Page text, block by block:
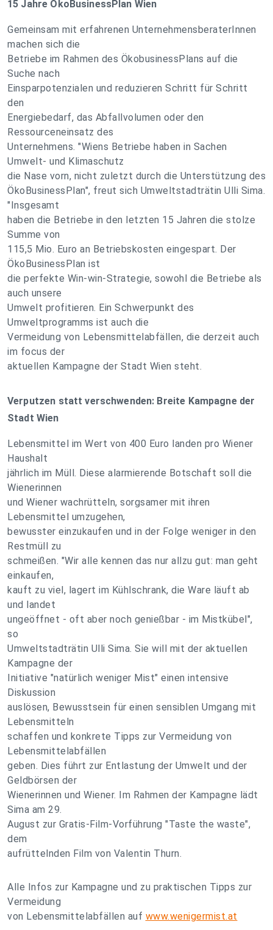
15 Jahre ÖkoBusinessPlan Wien
Gemeinsam mit erfahrenen UnternehmensberaterInnen
machen sich die
Betriebe im Rahmen des ÖkobusinessPlans auf die
Suche nach
Einsparpotenzialen und reduzieren Schritt für Schritt
den
Energiebedarf, das Abfallvolumen oder den
Ressourceneinsatz des
Unternehmens. "Wiens Betriebe haben in Sachen
Umwelt- und Klimaschutz
die Nase vorn, nicht zuletzt durch die Unterstützung des
ÖkoBusinessPlan", freut sich Umweltstadträtin Ulli Sima.
"Insgesamt
haben die Betriebe in den letzten 15 Jahren die stolze
Summe von
115,5 Mio. Euro an Betriebskosten eingespart. Der
ÖkoBusinessPlan ist
die perfekte Win-win-Strategie, sowohl die Betriebe als
auch unsere
Umwelt profitieren. Ein Schwerpunkt des
Umweltprogramms ist auch die
Vermeidung von Lebensmittelabfällen, die derzeit auch
im focus der
aktuellen Kampagne der Stadt Wien steht.
Verputzen statt verschwenden: Breite Kampagne der
Stadt Wien
Lebensmittel im Wert von 400 Euro landen pro Wiener
Haushalt
jährlich im Müll. Diese alarmierende Botschaft soll die
Wienerinnen
und Wiener wachrütteln, sorgsamer mit ihren
Lebensmittel umzugehen,
bewusster einzukaufen und in der Folge weniger in den
Restmüll zu
schmeißen. "Wir alle kennen das nur allzu gut: man geht
einkaufen,
kauft zu viel, lagert im Kühlschrank, die Ware läuft ab
und landet
ungeöffnet - oft aber noch genießbar - im Mistkübel",
so
Umweltstadträtin Ulli Sima. Sie will mit der aktuellen
Kampagne der
Initiative "natürlich weniger Mist" einen intensive
Diskussion
auslösen, Bewusstsein für einen sensiblen Umgang mit
Lebensmitteln
schaffen und konkrete Tipps zur Vermeidung von
Lebensmittelabfällen
geben. Dies führt zur Entlastung der Umwelt und der
Geldbörsen der
Wienerinnen und Wiener. Im Rahmen der Kampagne lädt
Sima am 29.
August zur Gratis-Film-Vorführung "Taste the waste",
dem
aufrüttelnden Film von Valentin Thurn.
Alle Infos zur Kampagne und zu praktischen Tipps zur
Vermeidung
von Lebensmittelabfällen auf www.wenigermist.at